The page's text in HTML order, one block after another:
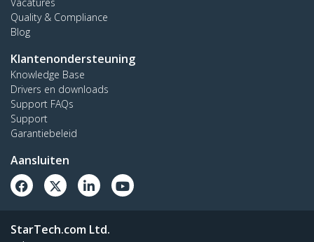
Quality & Compliance
Blog
Klantenondersteuning
Knowledge Base
Drivers en downloads
Support FAQs
Support
Garantiebeleid
Aansluiten
StarTech.com Ltd.